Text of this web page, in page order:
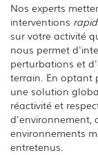
Nos experts
interventions
sur votre activité
nous permet
perturbations et
terrain. En optant
une solution
réactivité et
d'environnement,
environnements
entretenus.